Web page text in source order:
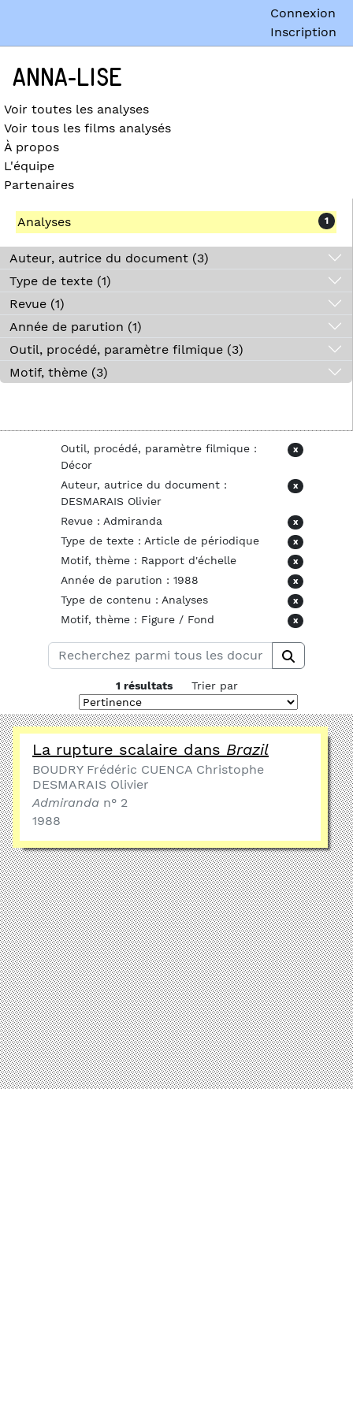
ANNA-LISE
Voir toutes les analyses
Voir tous les films analysés
À propos
L'équipe
Partenaires
Connexion
Inscription
Analyses 1
Auteur, autrice du document (3)
Type de texte (1)
Revue (1)
Année de parution (1)
Outil, procédé, paramètre filmique (3)
Motif, thème (3)
Outil, procédé, paramètre filmique :
Décor
x
Auteur, autrice du document :
DESMARAIS Olivier
x
Revue : Admiranda x
Type de texte : Article de périodique x
Motif, thème : Rapport d'échelle x
Année de parution : 1988 x
Type de contenu : Analyses x
Motif, thème : Figure / Fond x
1 résultats Trier par
La rupture scalaire dans Brazil
BOUDRY Frédéric CUENCA Christophe
DESMARAIS Olivier
Admiranda n° 2
1988